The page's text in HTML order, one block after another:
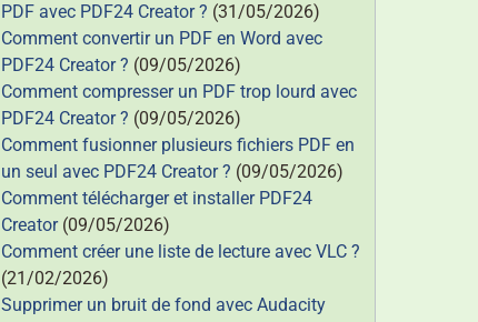
PDF avec PDF24 Creator ? (31/05/2026)
Comment convertir un PDF en Word avec
PDF24 Creator ? (09/05/2026)
Comment compresser un PDF trop lourd avec
PDF24 Creator ? (09/05/2026)
Comment fusionner plusieurs fichiers PDF en
un seul avec PDF24 Creator ? (09/05/2026)
Comment télécharger et installer PDF24
Creator(09/05/2026)
Comment créer une liste de lecture avec VLC ?
(21/02/2026)
Supprimer un bruit de fond avec Audacity